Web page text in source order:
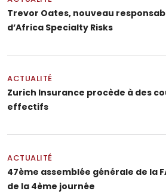
Trevor Oates, nouveau
d’Africa Specialty Risks
ACTUALITÉ
Zurich Insurance procède à des
effectifs
ACTUALITÉ
47ème assemblée générale de la
de la 4ème journée